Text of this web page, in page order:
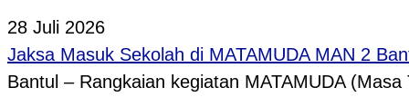
28 Juli 2026
Jaksa Masuk Sekolah di MATAMUDA MAN 2
Bantul – Rangkaian kegiatan MATAMUDA